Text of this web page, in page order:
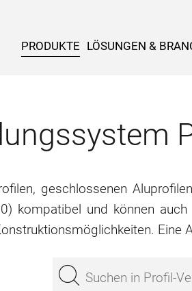
PRODUKTE LÖSUNGEN &
geschlossenen
kompatibel und können